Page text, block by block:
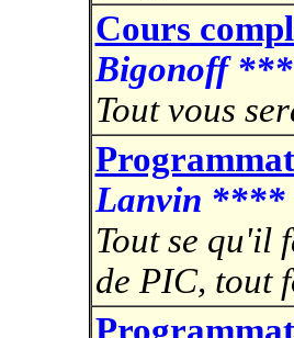
Cours
Bigonoff
Tout vous
Lanvin ****
Tout se qu'il
de PIC, tout